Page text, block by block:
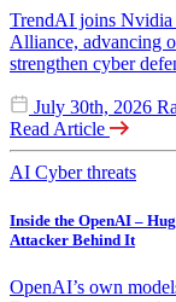
TrendAI joins Nvidia
Alliance, advancing
strengthen cyber
July 30th, 2026
Read Article
AI Cyber threats
Inside the OpenAI –
Attacker Behind It
OpenAI’s own